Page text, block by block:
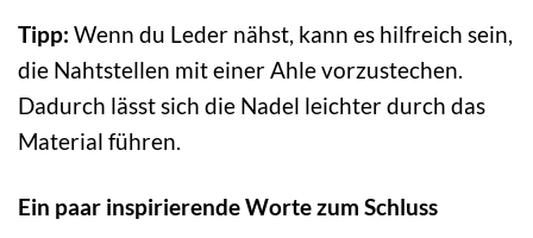
Tipp: Wenn du Leder nähst, kann es hilfreich sein,
die Nahtstellen mit einer Ahle vorzustechen.
Dadurch lässt sich die Nadel leichter durch das
Material führen.
Ein paar inspirierende Worte zum Schluss